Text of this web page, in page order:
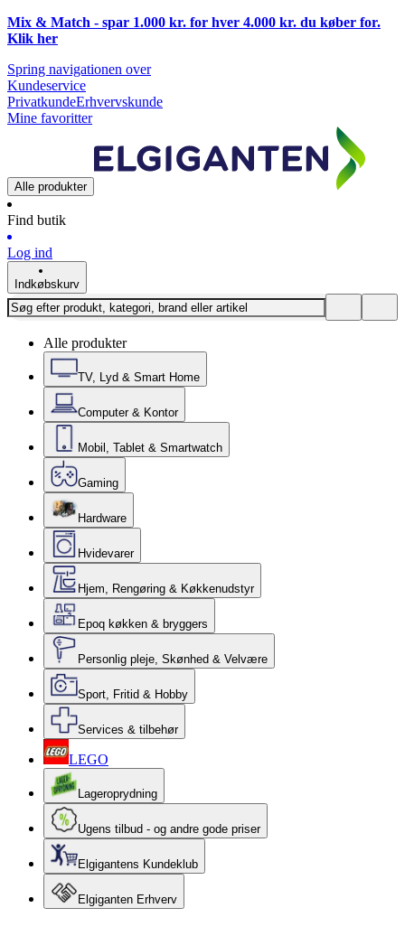
Mix & Match - spar 1.000 kr. for hver 4.000 kr. du køber for.
Klik her
Spring navigationen over
Kundeservice
PrivatkundeErhvervskunde
Mine favoritter
Alle produkter
Find butik
Log ind
Indkøbskurv
Alle produkter
TV, Lyd & Smart Home
Computer & Kontor
Mobil, Tablet & Smartwatch
Gaming
Hardware
Hvidevarer
Hjem, Rengøring & Køkkenudstyr
Epoq køkken & bryggers
Personlig pleje, Skønhed & Velvære
Sport, Fritid & Hobby
Services & tilbehør
LEGO
Lageroprydning
Ugens tilbud - og andre gode priser
Elgigantens Kundeklub
Elgiganten Erhverv